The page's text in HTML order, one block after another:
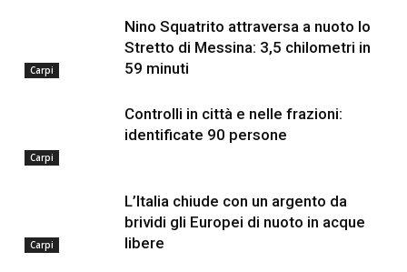
Carpi
Nino Squatrito attraversa a nuoto lo
Stretto di Messina: 3,5 chilometri in
59 minuti
Carpi
Controlli in città e nelle frazioni:
identificate 90 persone
Carpi
L’Italia chiude con un argento da
brividi gli Europei di nuoto in acque
libere